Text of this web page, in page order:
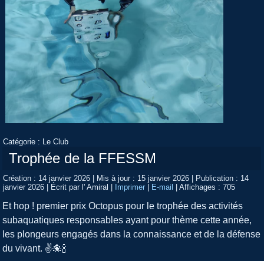
Catégorie : Le Club
Trophée de la FFESSM
Création : 14 janvier 2026 Mis à jour : 15 janvier 2026
Publication : 14
janvier 2026
Écrit par l' Amiral Imprimer E-mail |Affichages : 705
Et hop ! premier prix Octopus pour le trophée des activités
subaquatiques responsables ayant pour thème cette année,
les plongeurs engagés dans la connaissance et de la défense
du vivant. ✌️🐙🍾